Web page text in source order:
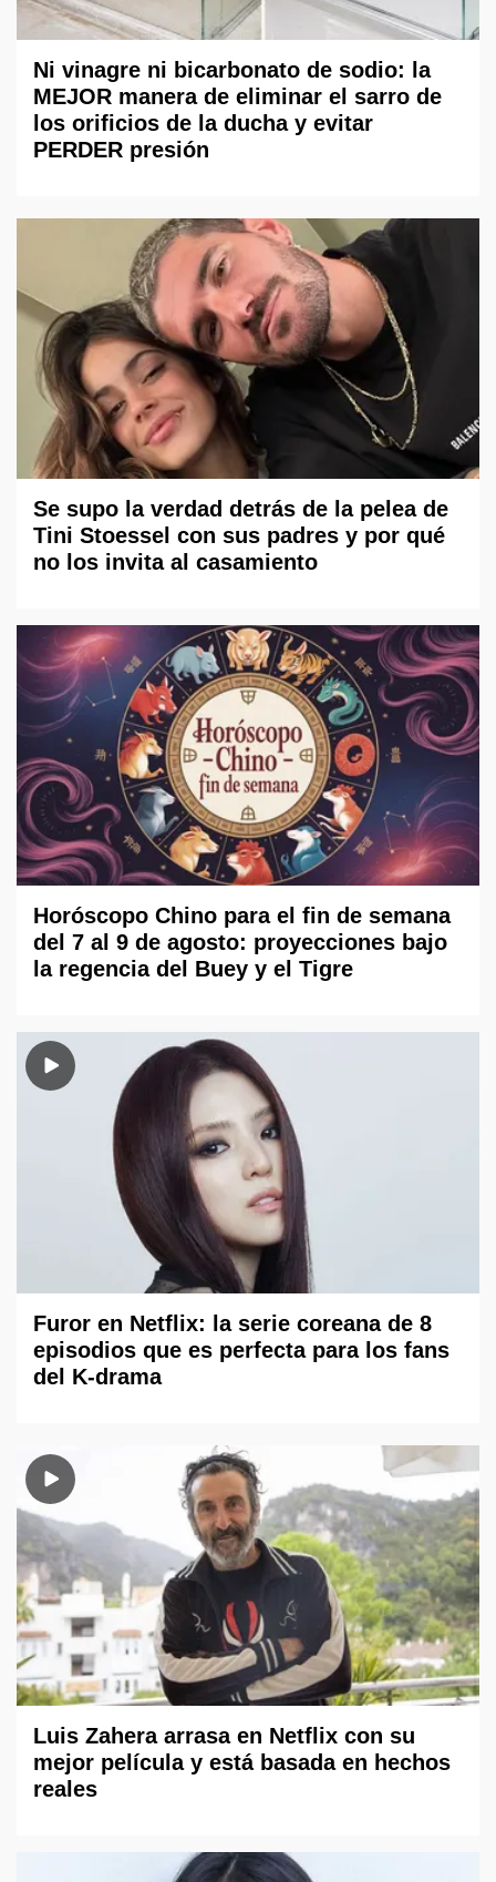
Ni vinagre ni bicarbonato de sodio: la
MEJOR manera de eliminar el sarro de
los orificios de la ducha y evitar
PERDER presión
Se supo la verdad detrás de la pelea de
Tini Stoessel con sus padres y por qué
no los invita al casamiento
Horóscopo Chino para el fin de semana
del 7 al 9 de agosto: proyecciones bajo
la regencia del Buey y el Tigre
Furor en Netflix: la serie coreana de 8
episodios que es perfecta para los fans
del K-drama
Luis Zahera arrasa en Netflix con su
mejor película y está basada en hechos
reales